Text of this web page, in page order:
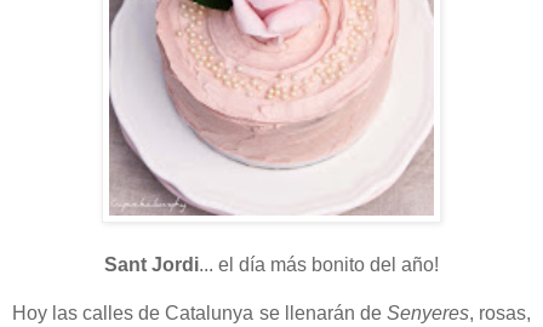
Sant Jordi... el día más bonito del año!
Hoy las calles de Catalunya se llenarán de Senyeres, rosas,